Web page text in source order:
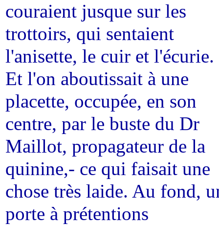
couraient jusque sur les
trottoirs, qui sentaient
l'anisette, le cuir et l'écurie.
Et l'on aboutissait à une
placette, occupée, en son
centre, par le buste du Dr
Maillot, propagateur de la
quinine,- ce qui faisait une
chose très laide. Au fond,
porte à prétentions